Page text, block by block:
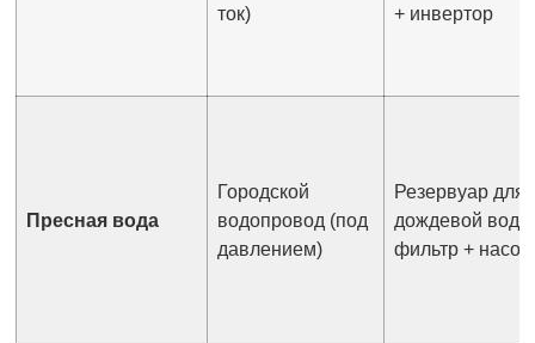
ток)
+ инвертор
Пресная вода
Городской
водопровод (под
давлением)
Резервуар для
дождевой
фильтр + насос